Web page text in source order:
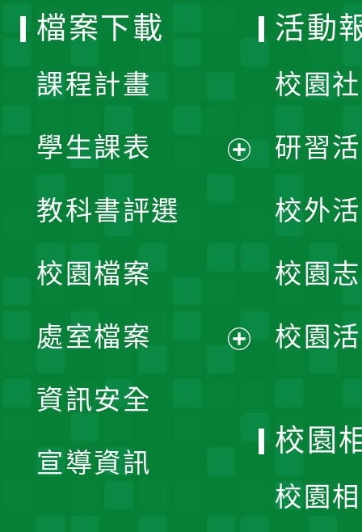
檔案下載
課程計畫
學生課表
單
教科書評選
校園檔案
處室檔案
資訊安全
宣導資訊
活動
校園
研習
校外
校園
校園
校園
校園